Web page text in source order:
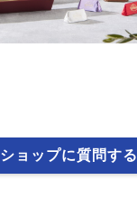
ショップに質問する